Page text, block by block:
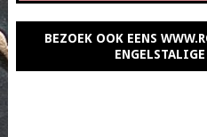
BEZOEK OOK EENS